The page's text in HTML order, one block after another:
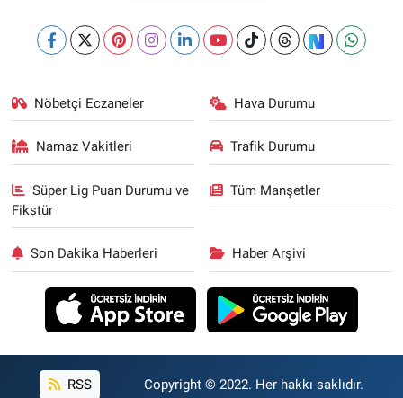
Nöbetçi Eczaneler Hava Durumu
Namaz Vakitleri Trafik Durumu
Süper Lig Puan Durumu ve
Fikstür
Tüm Manşetler
Son Dakika Haberleri Haber Arşivi
RSS Copyright © 2022. Her hakkı saklıdır.